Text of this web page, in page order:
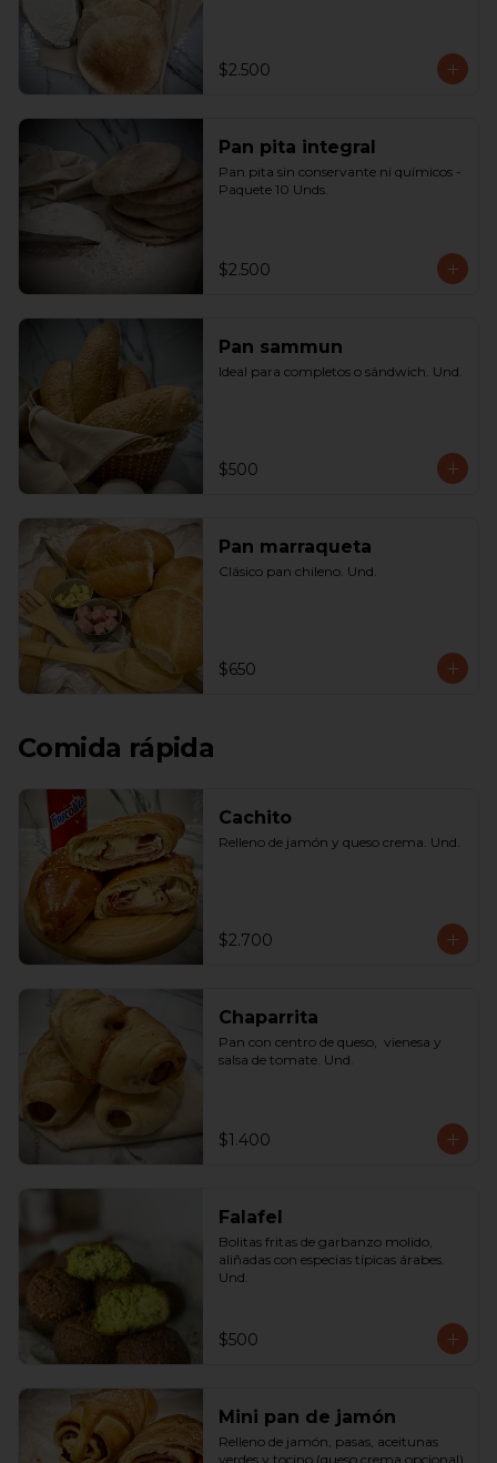
$2.500
Pan pita integral
Pan pita sin conservante ni químicos -
Paquete 10 Unds.
$2.500
Pan sammun
Ideal para completos o sándwich. Und.
$500
Pan marraqueta
Clásico pan chileno. Und.
$650
Comida rápida
Cachito
Relleno de jamón y queso crema. Und.
$2.700
Chaparrita
Pan con centro de queso,  vienesa y
salsa de tomate. Und.
$1.400
Falafel
Bolitas fritas de garbanzo molido,
aliñadas con especias típicas árabes.
Und.
$500
Mini pan de jamón
Relleno de jamón, pasas, aceitunas
verdes y tocino (queso crema opcional)